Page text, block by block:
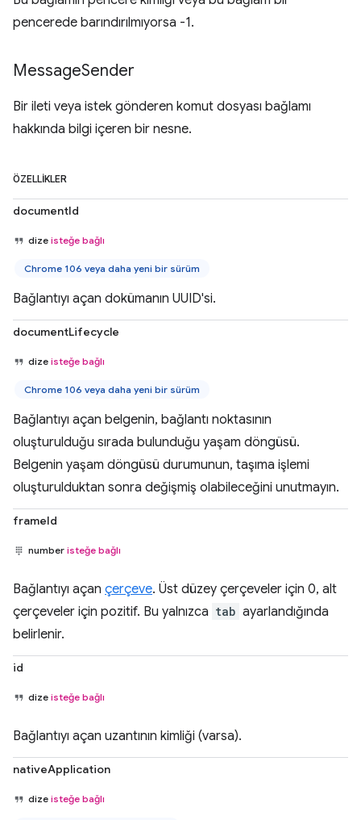
pencerede barındırılmıyorsa -1.
MessageSender
Bir ileti veya istek gönderen komut dosyası bağlamı
hakkında bilgi içeren bir nesne.
ÖZELLIKLER
documentId
dize isteğe bağlı
Chrome 106 veya daha yeni bir sürüm
Bağlantıyı açan dokümanın UUID'si.
documentLifecycle
dize isteğe bağlı
Chrome 106 veya daha yeni bir sürüm
Bağlantıyı açan belgenin, bağlantı noktasının
oluşturulduğu sırada bulunduğu yaşam döngüsü.
Belgenin yaşam döngüsü durumunun, taşıma işlemi
oluşturulduktan sonra değişmiş olabileceğini unutmayın.
frameId
number isteğe bağlı
Bağlantıyı açan çerçeve. Üst düzey çerçeveler için 0, alt
çerçeveler için pozitif. Bu yalnızca tab ayarlandığında
belirlenir.
id
dize isteğe bağlı
Bağlantıyı açan uzantının kimliği (varsa).
nativeApplication
dize isteğe bağlı